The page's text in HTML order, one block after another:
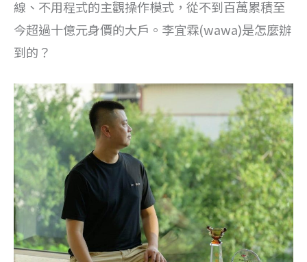
線、不用程式的主觀操作模式，從不到百萬累積至
今超過十億元身價的大戶。李宜霖(wawa)是怎麼辦
到的？